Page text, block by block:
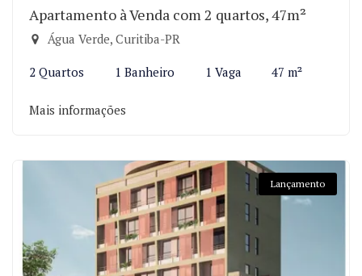
Apartamento à Venda com 2 quartos, 47m²
Água Verde, Curitiba-PR
2 Quartos 1 Banheiro 1 Vaga 47 m²
Mais informações
Lançamento